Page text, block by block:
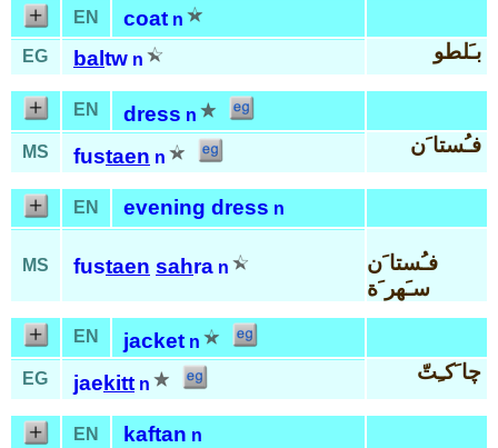
EN coat n
EG
bal tw n بـَلطو
EN dress n
MS
fustaen n
فـُستا َن
EN evening dress n
MS fustaen sahra n
فـُستا َن
سـَهر َة
EN jacket n
EG
jae kitt n
چا َكـِتّ
EN kaftan n